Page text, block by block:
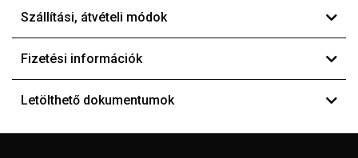
Szállítási, átvételi módok
Fizetési információk
Letölthető dokumentumok